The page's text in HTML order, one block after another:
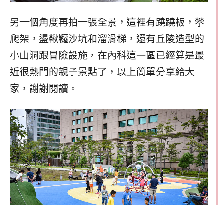
另一個角度再拍一張全景，這裡有蹺蹺板，攀
爬架，盪鞦韆沙坑和溜滑梯，還有丘陵造型的
小山洞跟冒險設施，在內科這一區已經算是最
近很熱門的親子景點了，以上簡單分享給大
家，謝謝閱讀。